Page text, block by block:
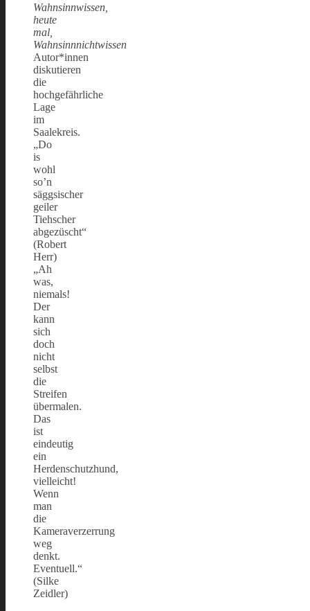
Wahnsinnwissen,
heute
mal,
Wahnsinnnichtwissen
Autor*innen
diskutieren
die
hochgefährliche
Lage
im
Saalekreis.
„Do
is
wohl
so’n
säggsischer
geiler
Tiehscher
abgezüscht“
(Robert
Herr)
„Ah
was,
niemals!
Der
kann
sich
doch
nicht
selbst
die
Streifen
übermalen.
Das
ist
eindeutig
ein
Herdenschutzhund,
vielleicht!
Wenn
man
die
Kameraverzerrung
weg
denkt.
Eventuell.“
(Silke
Zeidler)